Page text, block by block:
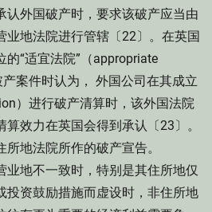
认外国破产时，要求该破产应当由
业地法院进行管辖〔22〕。在英国
“适宜法院”（appropriate
案件时认为， 外国公司在其成立
）进行破产清算时，该外国法院
效力在英国会得到承认〔23〕。
地法院所作的破产宣告。
业地不一致时，特别是其住所地仅
投资鼓励措施而虚设时，非住所地